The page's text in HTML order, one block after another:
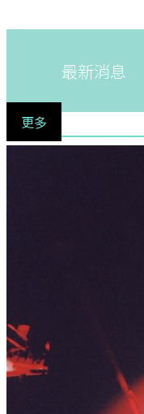
最新消息
更多